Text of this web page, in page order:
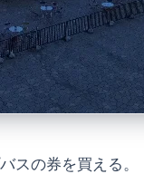
スの券を買える。